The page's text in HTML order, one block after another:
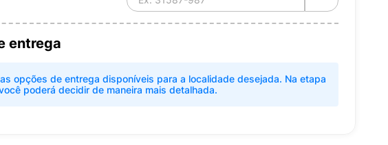
entrega
opções de entrega disponíveis para a localidade desejada. Na etapa
poderá decidir de maneira mais detalhada.